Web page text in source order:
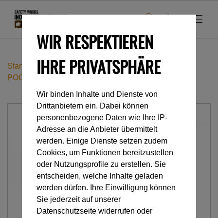
Startseite Accessoires
Lampen & Beleuchtung
POCHE PIXA
WIR RESPEKTIEREN
IHRE PRIVATSPHÄRE
Wir binden Inhalte und Dienste von
Drittanbietern ein. Dabei können
personenbezogene Daten wie Ihre IP-
Adresse an die Anbieter übermittelt
werden. Einige Dienste setzen zudem
Cookies, um Funktionen bereitzustellen
oder Nutzungsprofile zu erstellen. Sie
entscheiden, welche Inhalte geladen
werden dürfen. Ihre Einwilligung können
Sie jederzeit auf unserer
Datenschutzseite widerrufen oder